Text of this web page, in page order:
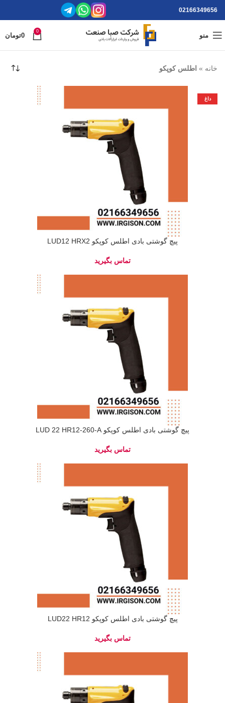
02166349656
منو
0
0تومان
خانه » اطلس کوپکو
داغ
پیچ گوشتی بادی اطلس کوپکو LUD12 HRX2
پیچ گوشتی بادی اطلس کوپکو LUD 22 HR12-260-A
پیچ گوشتی بادی اطلس کوپکو LUD22 HR12